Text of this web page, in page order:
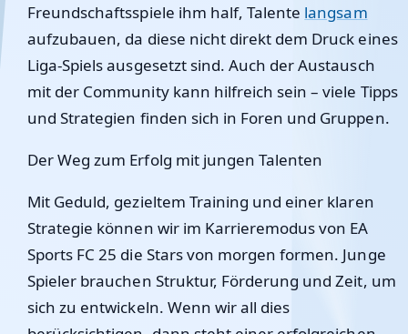
Freundschaftsspiele ihm half, Talente langsam
aufzubauen, da diese nicht direkt dem Druck eines
Liga-Spiels ausgesetzt sind. Auch der Austausch
mit der Community kann hilfreich sein – viele Tipps
und Strategien finden sich in Foren und Gruppen.
Der Weg zum Erfolg mit jungen Talenten
Mit Geduld, gezieltem Training und einer klaren
Strategie können wir im Karrieremodus von EA
Sports FC 25 die Stars von morgen formen. Junge
Spieler brauchen Struktur, Förderung und Zeit, um
sich zu entwickeln. Wenn wir all dies